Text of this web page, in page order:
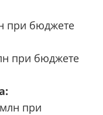
при бюджете
при бюджете
при